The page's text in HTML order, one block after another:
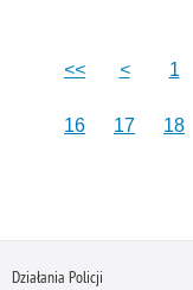
<< < 1
16 17 18
Działania Policji